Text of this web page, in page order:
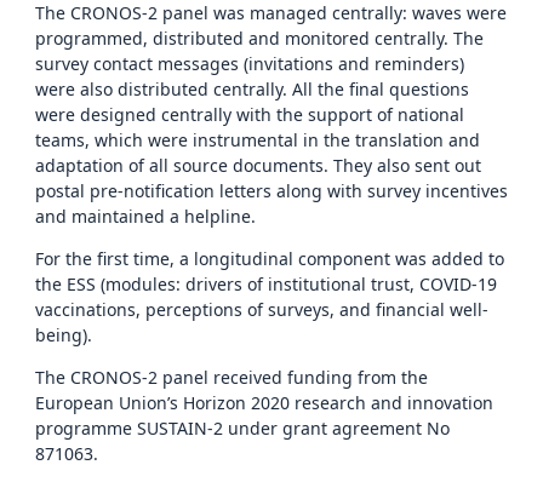
The CRONOS-2 panel was managed centrally: waves were
programmed, distributed and monitored centrally. The
survey contact messages (invitations and reminders)
were also distributed centrally. All the final questions
were designed centrally with the support of national
teams, which were instrumental in the translation and
adaptation of all source documents. They also sent out
postal pre-notification letters along with survey incentives
and maintained a helpline.
For the first time, a longitudinal component was added to
the ESS (modules: drivers of institutional trust, COVID-19
vaccinations, perceptions of surveys, and financial well-
being).
The CRONOS-2 panel received funding from the
European Union’s Horizon 2020 research and innovation
programme SUSTAIN-2 under grant agreement No
871063.